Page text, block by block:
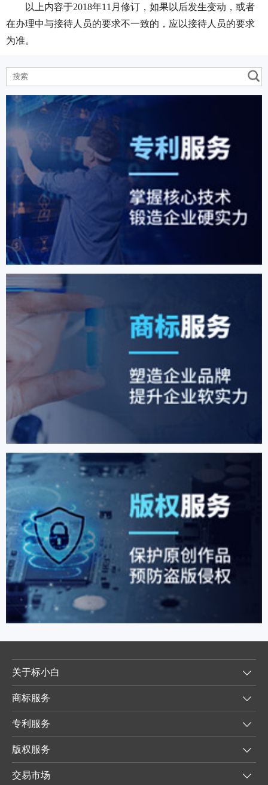
以上内容于2018年11月修订，如果以后发生变动，或者
在办理中与接待人员的要求不一致的，应以接待人员的要求
为准。
关于标小白
商标服务
专利服务
版权服务
交易市场